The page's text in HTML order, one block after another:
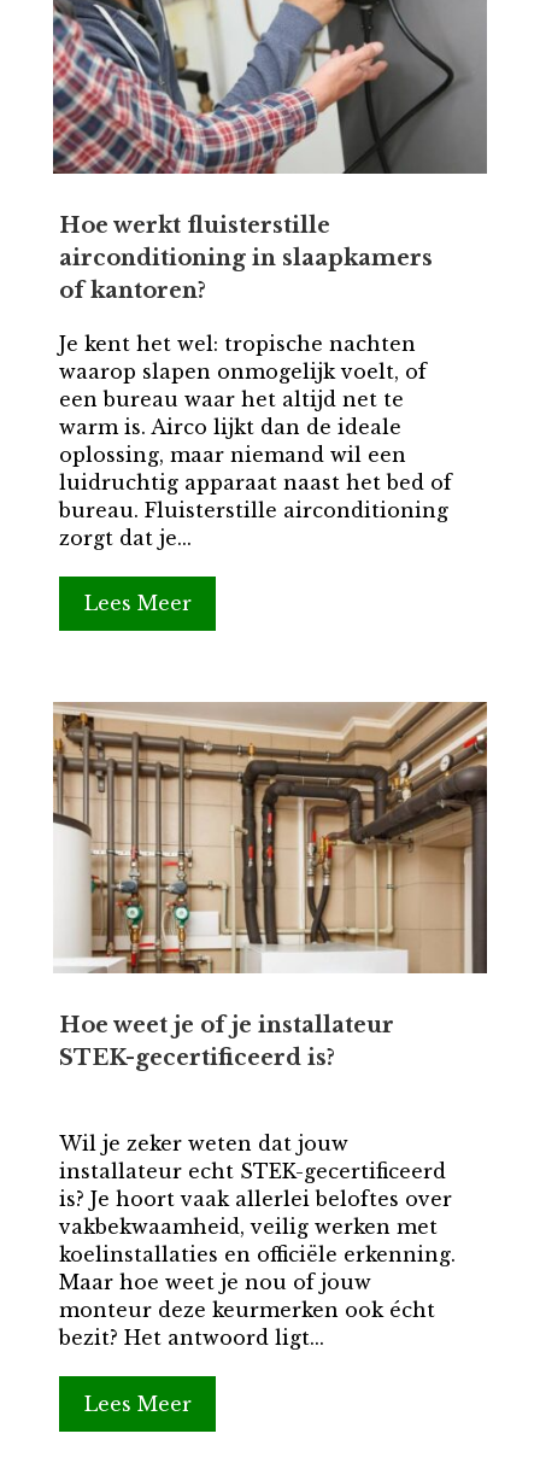
Hoe werkt fluisterstille
airconditioning in slaapkamers
of kantoren?
Je kent het wel: tropische nachten
waarop slapen onmogelijk voelt, of
een bureau waar het altijd net te
warm is. Airco lijkt dan de ideale
oplossing, maar niemand wil een
luidruchtig apparaat naast het bed of
bureau. Fluisterstille airconditioning
zorgt dat je...
Lees Meer
Hoe weet je of je installateur
STEK-gecertificeerd is?
Wil je zeker weten dat jouw
installateur echt STEK-gecertificeerd
is? Je hoort vaak allerlei beloftes over
vakbekwaamheid, veilig werken met
koelinstallaties en officiële erkenning.
Maar hoe weet je nou of jouw
monteur deze keurmerken ook écht
bezit? Het antwoord ligt...
Lees Meer